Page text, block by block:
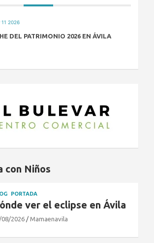
11 2026
DEL PATRIMONIO 2026 EN ÁVILA
con Niños
PORTADA
ver el eclipse en Ávila
08/2026 Mamaenavila